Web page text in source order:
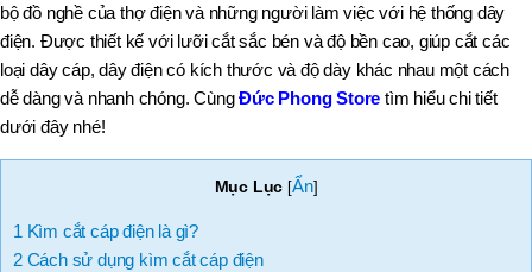
bộ đồ nghề của thợ điện và những người làm việc với hệ thống dây
điện. Được thiết kế với lưỡi cắt sắc bén và độ bền cao, giúp cắt các
loại dây cáp, dây điện có kích thước và độ dày khác nhau một cách
dễ dàng và nhanh chóng.CùngĐức Phong Store tìm hiểu chi tiết
dưới đây nhé!
Mục Lục [Ẩn]
1 Kìm cắt cáp điện là gì?
2Cách sử dụng kìm cắt cáp điện